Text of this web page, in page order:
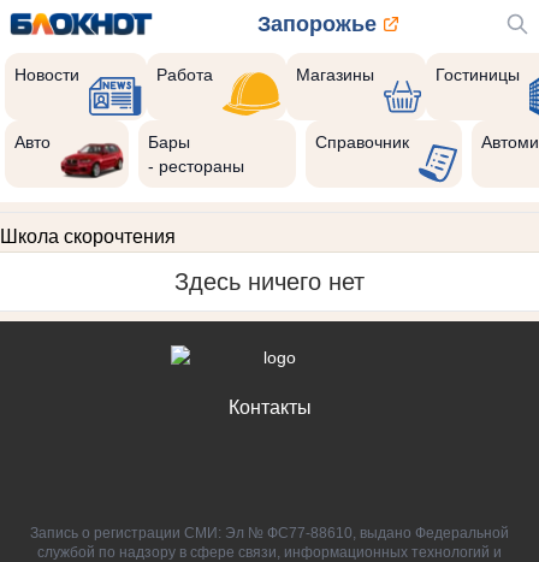
Запорожье
Новости Работа Магазины Гостиницы
Авто
Бары
- рестораны
Справочник
Школа скорочтения
Здесь ничего нет
Контакты
Запись о регистрации СМИ: Эл № ФС77-88610, выдано Федеральной
службой по надзору в сфере связи, информационных технологий и